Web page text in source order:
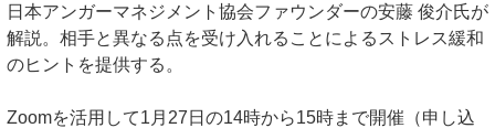
日本アンガーマネジメント協会ファウンダーの安藤 俊介氏が
解説。相手と異なる点を受け入れることによるストレス緩和
のヒントを提供する。
Zoomを活用して1月27日の14時から15時まで開催（申し込